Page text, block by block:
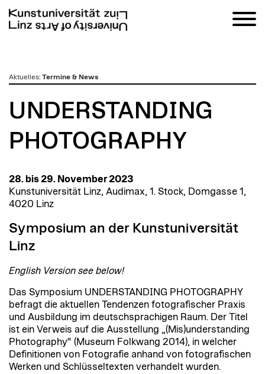
zumAktuelles: Termine & News
UNDERSTANDING
PHOTOGRAPHY
28. bis 29. November 2023
Kunstuniversität Linz, Audimax, 1. Stock, Domgasse 1,
4020 Linz
Symposium an der Kunstuniversität
Linz
English Version see below!
Das Symposium UNDERSTANDING PHOTOGRAPHY
befragt die aktuellen Tendenzen fotografischer Praxis
und Ausbildung im deutschsprachigen Raum. Der Titel
ist ein Verweis auf die Ausstellung „(Mis)understanding
Photography“ (Museum Folkwang 2014), in welcher
Definitionen von Fotografie anhand von fotografischen
Werken und Schlüsseltexten verhandelt wurden.